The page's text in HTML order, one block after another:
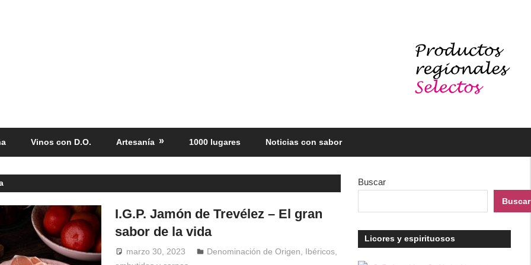
Vinos con D.O. Artesanía 1000 lugares Noticias con sabor
I.G.P. Jamón de Trevélez – El gran
sabor de la vida
marzo 30, 2023 Windrose
Denominación de Origen
Ibéricos,
Buscar
Buscar
Licores y espirituosos